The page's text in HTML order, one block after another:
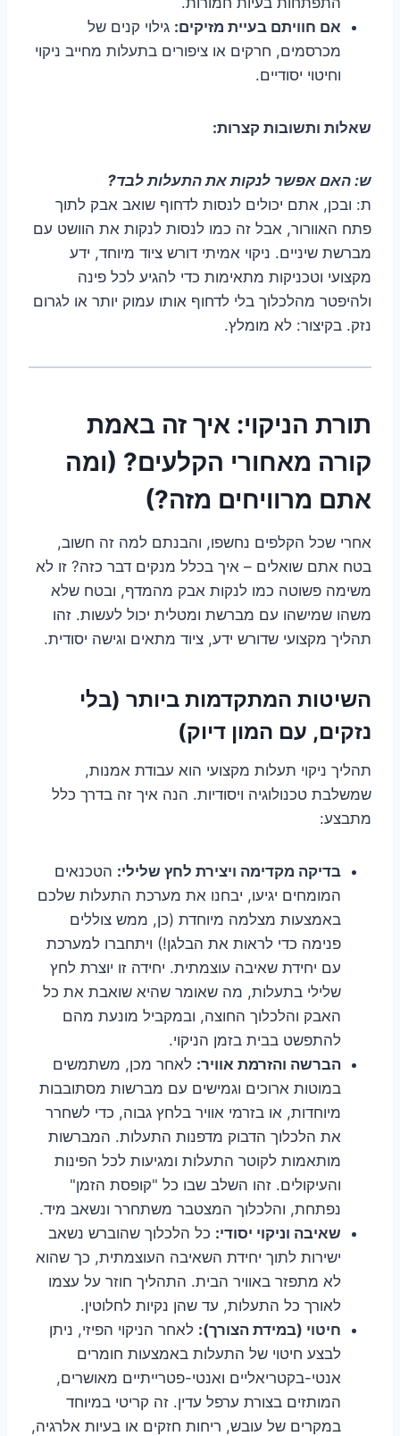
אם חוויתם בעיית מזיקים: גילוי קנים של
מכרסמים, חרקים או ציפורים בתעלות מחייב ניקוי
וחיטוי יסודיים.
שאלות ותשובות קצרות:
ש: האם אפשר לנקות את התעלות לבד?
ת: ובכן, אתם יכולים לנסות לדחוף שואב אבק לתוך
פתח האוורור, אבל זה כמו לנסות לנקות את הוושט עם
מברשת שיניים. ניקוי אמיתי דורש ציוד מיוחד, ידע
מקצועי וטכניקות מתאימות כדי להגיע לכל פינה
ולהיפטר מהלכלוך בלי לדחוף אותו עמוק יותר או לגרום
נזק. בקיצור: לא מומלץ.
תורת הניקוי: איך זה באמת
קורה מאחורי הקלעים? (ומה
אתם מרוויחים מזה?)
אחרי שכל הקלפים נחשפו, והבנתם למה זה חשוב,
בטח אתם שואלים – איך בכלל מנקים דבר כזה? זו לא
משימה פשוטה כמו לנקות אבק מהמדף, ובטח שלא
משהו שמישהו עם מברשת ומטלית יכול לעשות. זהו
תהליך מקצועי שדורש ידע, ציוד מתאים וגישה יסודית.
השיטות המתקדמות ביותר (בלי
נזקים, עם המון דיוק)
תהליך ניקוי תעלות מקצועי הוא עבודת אמנות,
שמשלבת טכנולוגיה ויסודיות. הנה איך זה בדרך כלל
מתבצע:
בדיקה מקדימה ויצירת לחץ שלילי: הטכנאים
המומחים יגיעו, יבחנו את מערכת התעלות שלכם
באמצעות מצלמה מיוחדת (כן, ממש צוללים
פנימה כדי לראות את הבלגן!) ויתחברו למערכת
עם יחידת שאיבה עוצמתית. יחידה זו יוצרת לחץ
שלילי בתעלות, מה שאומר שהיא שואבת את כל
האבק והלכלוך החוצה, ובמקביל מונעת מהם
להתפשט בבית בזמן הניקוי.
הברשה והזרמת אוויר: לאחר מכן, משתמשים
במוטות ארוכים וגמישים עם מברשות מסתובבות
מיוחדות, או בזרמי אוויר בלחץ גבוה, כדי לשחרר
את הלכלוך הדבוק מדפנות התעלות. המברשות
מותאמות לקוטר התעלות ומגיעות לכל הפינות
והעיקולים. זהו השלב שבו כל "קופסת הזמן"
נפתחת, והלכלוך המצטבר משתחרר ונשאב מיד.
שאיבה וניקוי יסודי: כל הלכלוך שהוברש נשאב
ישירות לתוך יחידת השאיבה העוצמתית, כך שהוא
לא מתפזר באוויר הבית. התהליך חוזר על עצמו
לאורך כל התעלות, עד שהן נקיות לחלוטין.
חיטוי (במידת הצורך): לאחר הניקוי הפיזי, ניתן
לבצע חיטוי של התעלות באמצעות חומרים
אנטי-בקטריאליים ואנטי-פטרייתיים מאושרים,
המותזים בצורת ערפל עדין. זה קריטי במיוחד
במקרים של עובש, ריחות חזקים או בעיות אלרגיה,